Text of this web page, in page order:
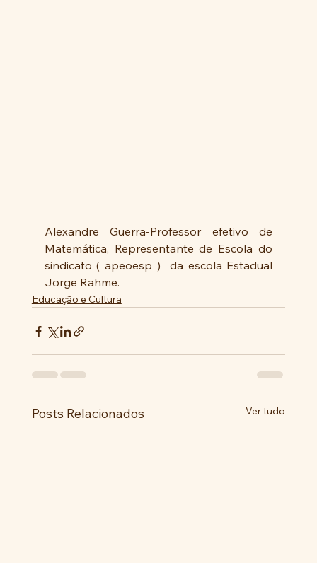
Alexandre Guerra-Professor efetivo de
Matemática, Representante de Escola do
sindicato ( apeoesp )  da escola Estadual
Jorge Rahme.
Educação e Cultura
Posts Relacionados Ver tudo